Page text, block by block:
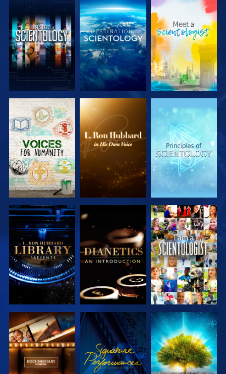
SERIE
ENTDECKEN
SERIE
ENTDECKEN
SERIE
ENTDECKEN
SERIE
ENTDECKEN
SERIE
ENTDECKEN
ANSEHEN
SERIE
ENTDECKEN
ANSEHEN
SERIE
ENTDECKEN